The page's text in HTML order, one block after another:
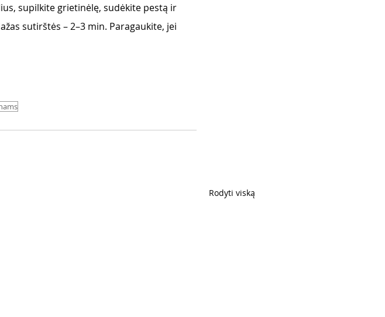
supilkite grietinėlę, sudėkite pestą ir
sutirštės – 2–3 min. Paragaukite, jei
Rodyti viską